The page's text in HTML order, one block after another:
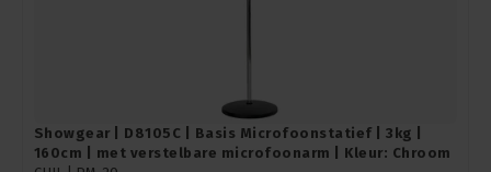
Showgear | D8105C | Basis Microfoonstatief | 3kg |
160cm | met verstelbare microfoonarm | Kleur: Chroom